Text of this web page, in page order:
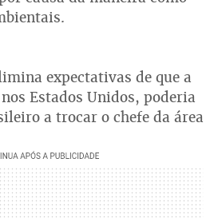
expectativas de que a
Estados Unidos, poderia
a trocar o chefe da área